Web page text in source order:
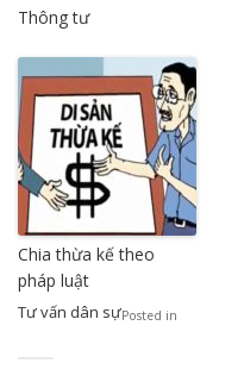
Thông tư
Chia thừa kế theo
pháp luật
Posted in
Tư vấn dân sự